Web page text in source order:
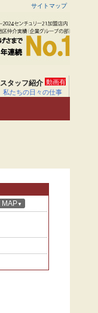
サイトマップ
スタッフ紹介 動画有
私たちの日々の仕事
MAP ▼